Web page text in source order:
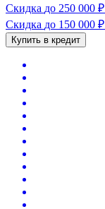
Скидка до 250 000 ₽
Скидка до 150 000 ₽
Купить в кредит